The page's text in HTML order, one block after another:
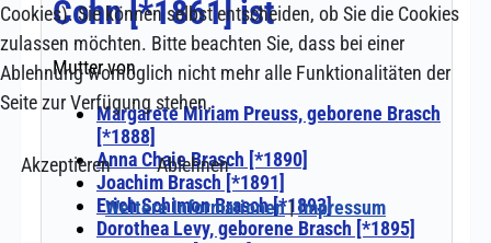
Cookies). Sie können selbst entscheiden, ob Sie die Cookies
zulassen möchten. Bitte beachten Sie, dass bei einer
Ablehnung womöglich nicht mehr alle Funktionalitäten der
Seite zur Verfügung stehen.
Akzeptieren
Ablehnen
Weitere Informationen|Impressum